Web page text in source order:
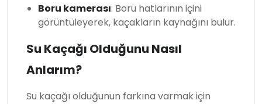
Boru kamerası: Boru hatlarının içini
görüntüleyerek, kaçakların kaynağını bulur.
Su Kaçağı Olduğunu Nasıl
Anlarım?
Su kaçağı olduğunun farkına varmak için